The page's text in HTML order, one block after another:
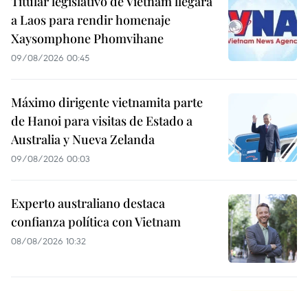
a Laos para rendir homenaje
Xaysomphone Phomvihane
09/08/2026 00:45
Máximo dirigente vietnamita parte
de Hanoi para visitas de Estado a
Australia y Nueva Zelanda
09/08/2026 00:03
Experto australiano destaca
confianza política con Vietnam
08/08/2026 10:32